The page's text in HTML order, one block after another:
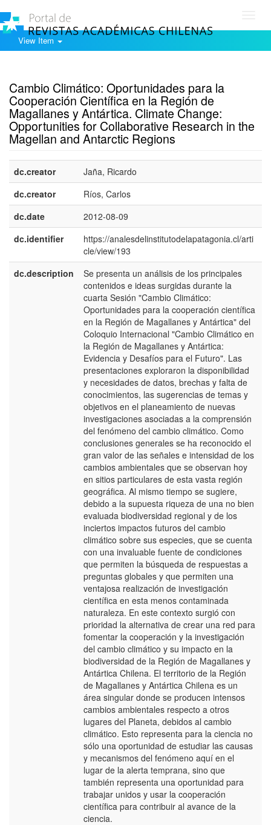
View Item
Cambio Climático: Oportunidades para la
Cooperación Científica en la Región de
Magallanes y Antártica. Climate Change:
Opportunities for Collaborative Research in the
Magellan and Antarctic Regions
dc.creator
Jaña, Ricardo
dc.creator
Ríos, Carlos
dc.date
2012-08-09
dc.identifier
https://analesdelinstitutodelapatagonia.cl/arti
cle/view/193
dc.description
Se presenta un análisis de los principales
contenidos e ideas surgidas durante la
cuarta Sesión "Cambio Climático:
Oportunidades para la cooperación científica
en la Región de Magallanes y Antártica" del
Coloquio Internacional "Cambio Climático en
la Región de Magallanes y Antártica:
Evidencia y Desafíos para el Futuro". Las
presentaciones exploraron la disponibilidad
y necesidades de datos, brechas y falta de
conocimientos, las sugerencias de temas y
objetivos en el planeamiento de nuevas
investigaciones asociadas a la comprensión
del fenómeno del cambio climático. Como
conclusiones generales se ha reconocido el
gran valor de las señales e intensidad de los
cambios ambientales que se observan hoy
en sitios particulares de esta vasta región
geográfica. Al mismo tiempo se sugiere,
debido a la supuesta riqueza de una no bien
evaluada biodiversidad regional y de los
inciertos impactos futuros del cambio
climático sobre sus especies, que se cuenta
con una invaluable fuente de condiciones
que permiten la búsqueda de respuestas a
preguntas globales y que permiten una
ventajosa realización de investigación
científica en esta menos contaminada
naturaleza. En este contexto surgió con
prioridad la alternativa de crear una red para
fomentar la cooperación y la investigación
del cambio climático y su impacto en la
biodiversidad de la Región de Magallanes y
Antártica Chilena. El territorio de la Región
de Magallanes y Antártica Chilena es un
área singular donde se producen intensos
cambios ambientales respecto a otros
lugares del Planeta, debidos al cambio
climático. Esto representa para la ciencia no
sólo una oportunidad de estudiar las causas
y mecanismos del fenómeno aquí en el
lugar de la alerta temprana, sino que
también representa una oportunidad para
trabajar unidos y usar la cooperación
científica para contribuir al avance de la
ciencia.